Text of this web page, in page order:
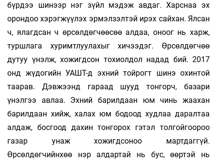
бүрдээ шинээр нэг зүйл мэдэж авдаг. Харснаа эх
орондоо хэрэгжүүлэх эрмэлзэлтэй ирэх сайхан. Ялсан
ч, ялагдсан ч өрсөлдөгчөөсөө алдаа, оноог нь харж,
туршлага хуримтлуулахыг хичээдэг. Өрсөлдөгчөө
дутуу үнэлж, хожигдсон тохиолдол надад бий. 2017
онд жүдогийн УАШТ-д эхний тойрогт шинэ охинтой
таарав. Дэвжээнд гараад шууд тонгорч, базари
үнэлгээ авлаа. Эхний барилдаан юм чинь жаахан
барилдаан хийж, халах юм бодоод худлаа даралтаа
алдаж, босгоод дахин тонгорох гэтэл толгойгоороо
газар унаж хожигдсоноо мартдаггүй.
Өрсөлдөгчийнхөө нэр алдартай нь бус, өөртэй нь